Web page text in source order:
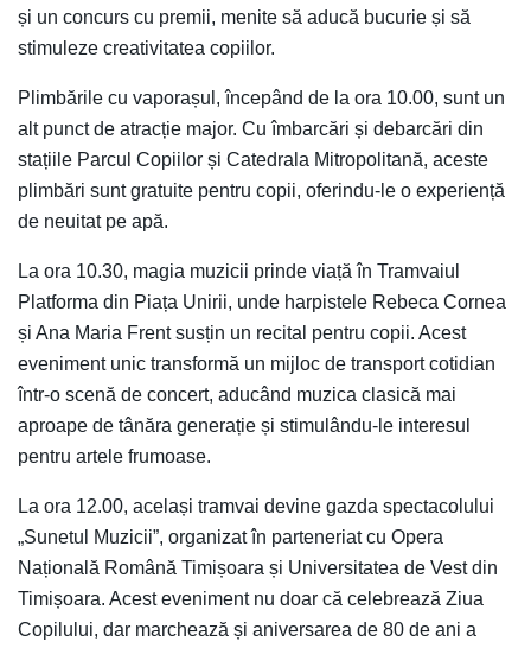
și un concurs cu premii, menite să aducă bucurie și să
stimuleze creativitatea copiilor.
Plimbările cu vaporașul, începând de la ora 10.00, sunt un
alt punct de atracție major. Cu îmbarcări și debarcări din
stațiile Parcul Copiilor și Catedrala Mitropolitană, aceste
plimbări sunt gratuite pentru copii, oferindu-le o experiență
de neuitat pe apă.
La ora 10.30, magia muzicii prinde viață în Tramvaiul
Platforma din Piața Unirii, unde harpistele Rebeca Cornea
și Ana Maria Frent susțin un recital pentru copii. Acest
eveniment unic transformă un mijloc de transport cotidian
într-o scenă de concert, aducând muzica clasică mai
aproape de tânăra generație și stimulându-le interesul
pentru artele frumoase.
La ora 12.00, același tramvai devine gazda spectacolului
„Sunetul Muzicii”, organizat în parteneriat cu Opera
Națională Română Timișoara și Universitatea de Vest din
Timișoara. Acest eveniment nu doar că celebrează Ziua
Copilului, dar marchează și aniversarea de 80 de ani a